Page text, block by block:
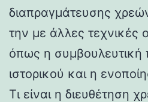
διαπραγμάτευσης
την με άλλες τεχνικές
όπως η συμβουλευτική
ιστορικού και η
Τι είναι η διευθέτηση